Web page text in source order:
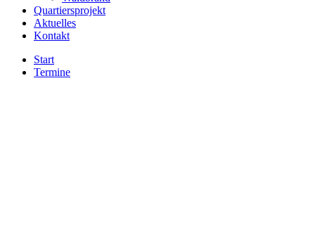
Quartiersprojekt
Aktuelles
Kontakt
Start
Termine